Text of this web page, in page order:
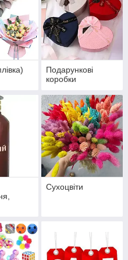
Подарункові
коробки
Сухоцвіти